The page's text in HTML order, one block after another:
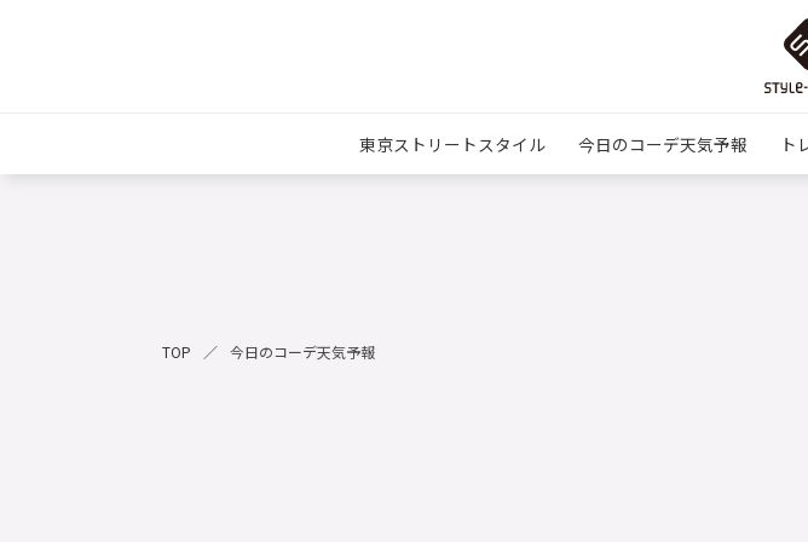
東京ストリートスタイル 今日のコーデ天気予報 ト
TOP 今日のコーデ天気予報